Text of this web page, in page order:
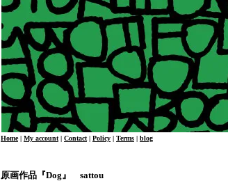
Home| My account | Contact | Policy | Terms | blog
原画作品『Dog』 sattou